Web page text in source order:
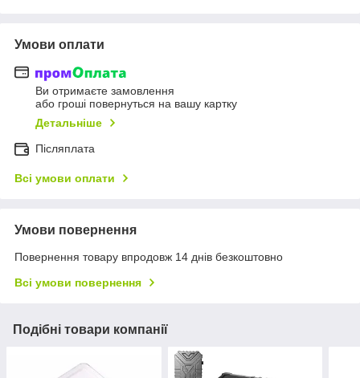
Умови оплати
Ви отримаєте замовлення
або гроші повернуться на вашу картку
Детальніше
Післяплата
Всі умови оплати
Умови повернення
Повернення товару впродовж 14 днів безкоштовно
Всі умови повернення
Подібні товари компанії